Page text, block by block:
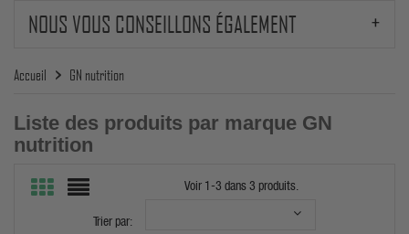
NOUS VOUS CONSEILLONS ÉGALEMENT
Accueil GN nutrition
Liste des produits par marque GN
nutrition
Voir 1-3 dans 3 produits.
Trier par: